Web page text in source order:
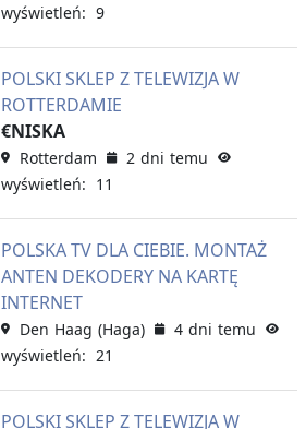
wyświetleń: 9
POLSKI SKLEP Z TELEWIZJA W
ROTTERDAMIE
€NISKA
Rotterdam
2 dni temu
wyświetleń: 11
POLSKA TV DLA CIEBIE. MONTAŻ
ANTEN DEKODERY NA KARTĘ
INTERNET
Den Haag (Haga)
4 dni temu
wyświetleń: 21
POLSKI SKLEP Z TELEWIZJA W